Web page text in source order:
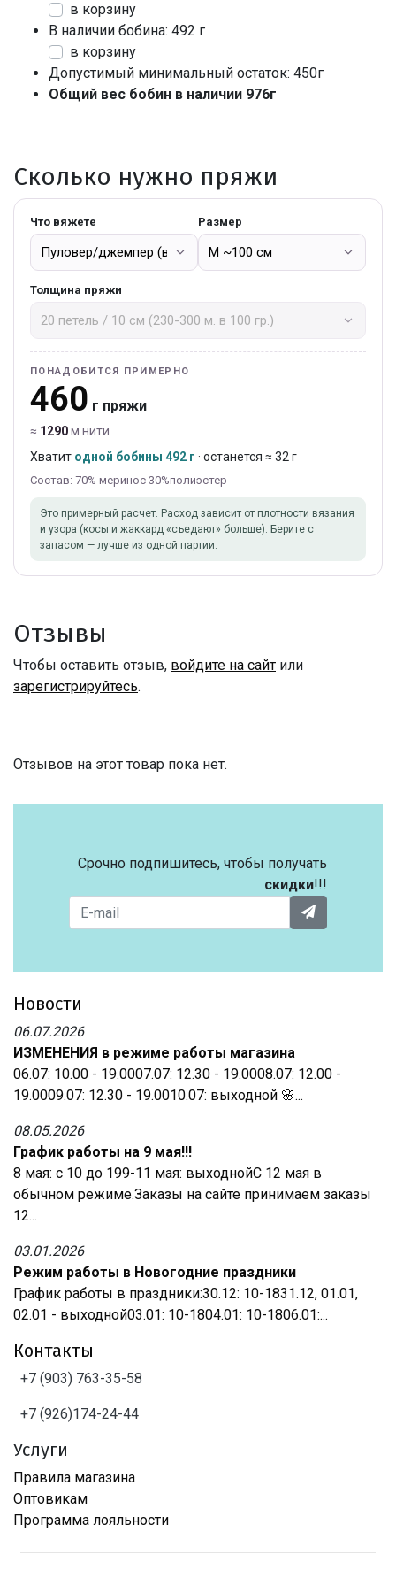
в корзину
В наличии бобина: 492 г
в корзину
Допустимый минимальный остаток: 450г
Общий вес бобин в наличии 976г
Сколько нужно пряжи
Что вяжете Размер
Толщина пряжи
ПОНАДОБИТСЯ ПРИМЕРНО
460 г пряжи
≈ 1290м нити
Хватит одной бобины 492 г · останется ≈ 32 г
Состав: 70% меринос 30%полиэстер
Это примерный расчет. Расход зависит от плотности вязания
и узора (косы и жаккард «съедают» больше). Берите с
запасом — лучше из одной партии.
Отзывы
Чтобы оставить отзыв, войдите на сайт или
зарегистрируйтесь.
Отзывов на этот товар пока нет.
Срочно подпишитесь, чтобы получать
скидки!!!
Новости
06.07.2026
ИЗМЕНЕНИЯ в режиме работы магазина
06.07: 10.00 - 19.0007.07: 12.30 - 19.0008.07: 12.00 -
19.0009.07: 12.30 - 19.0010.07: выходной 🌸...
08.05.2026
График работы на 9 мая!!!
8 мая: с 10 до 199-11 мая: выходнойС 12 мая в
обычном режиме.Заказы на сайте принимаем заказы
12...
03.01.2026
Режим работы в Новогодние праздники
График работы в праздники:30.12: 10-1831.12, 01.01,
02.01 - выходной03.01: 10-1804.01: 10-1806.01:...
Контакты
+7 (903) 763-35-58
+7 (926)174-24-44
Услуги
Правила магазина
Оптовикам
Программа лояльности